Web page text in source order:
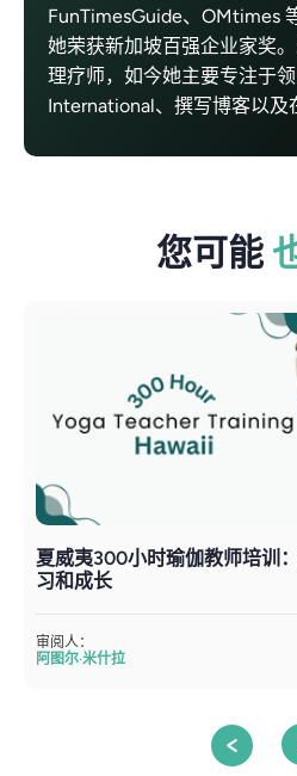
FunTimesGuide、OMtimes
她荣获新加坡百强企业家奖
理疗师，如今她主要专注于
International、撰写博客以及
您可能
夏威夷300小时瑜伽教师培训
习和成长
审阅人：
阿图尔·米什拉